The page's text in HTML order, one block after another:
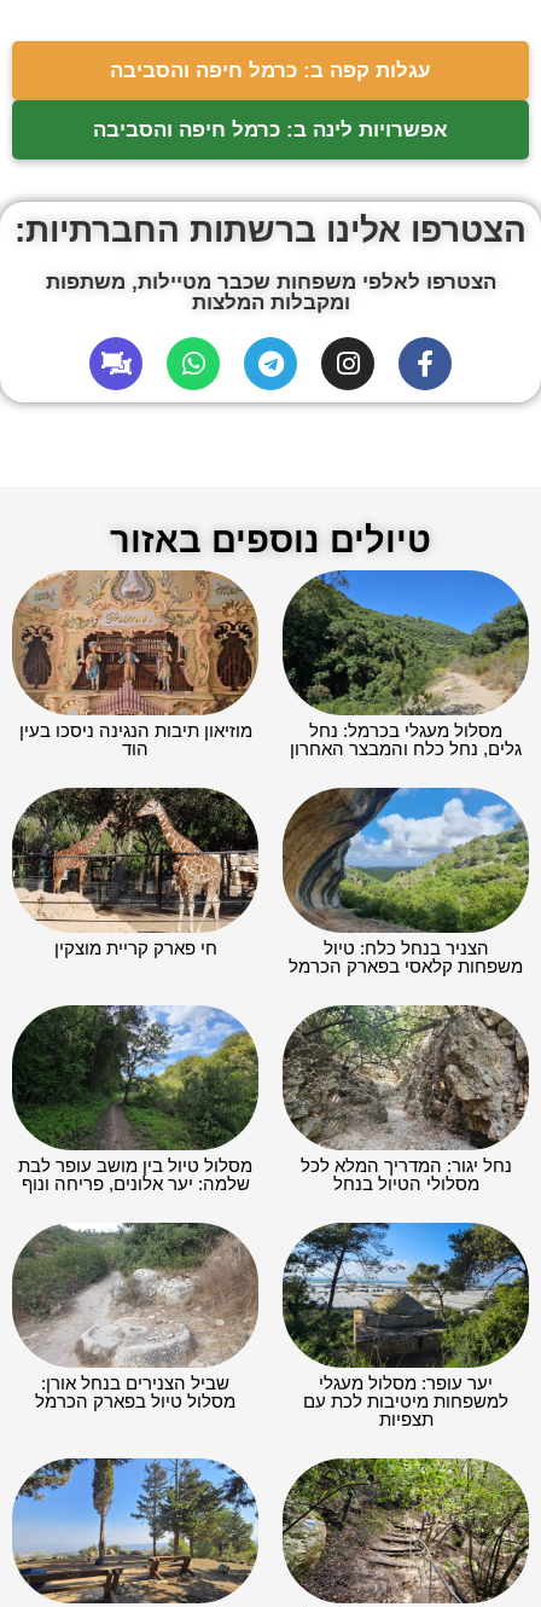
עגלות קפה ב: כרמל חיפה והסביבה
אפשרויות לינה ב: כרמל חיפה והסביבה
הצטרפו אלינו ברשתות החברתיות:
הצטרפו לאלפי משפחות שכבר מטיילות, משתפות
ומקבלות המלצות
טיולים נוספים באזור
מסלול מעגלי בכרמל: נחל
גלים, נחל כלח והמבצר האחרון
מוזיאון תיבות הנגינה ניסכו בעין
הוד
הצניר בנחל כלח: טיול
משפחות קלאסי בפארק הכרמל
חי פארק קריית מוצקין
נחל יגור: המדריך המלא לכל
מסלולי הטיול בנחל
מסלול טיול בין מושב עופר לבת
שלמה: יער אלונים, פריחה ונוף
יער עופר: מסלול מעגלי
למשפחות מיטיבות לכת עם
תצפיות
שביל הצנירים בנחל אורן:
מסלול טיול בפארק הכרמל